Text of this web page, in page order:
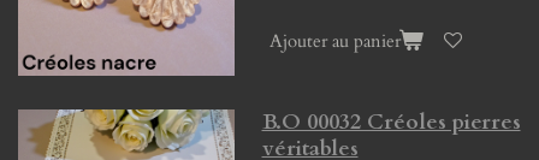
Ajouter au panier
B.O 00032 Créoles pierres
véritables